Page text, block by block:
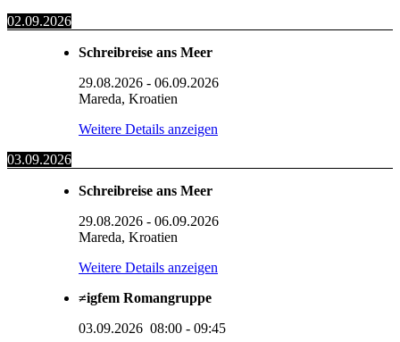
02.09.2026
Schreibreise ans Meer
29.08.2026 - 06.09.2026
Mareda, Kroatien
Weitere Details anzeigen
03.09.2026
Schreibreise ans Meer
29.08.2026 - 06.09.2026
Mareda, Kroatien
Weitere Details anzeigen
≠igfem Romangruppe
03.09.2026 08:00 - 09:45